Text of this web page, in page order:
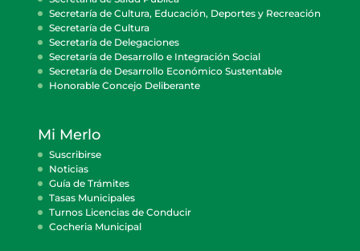
Secretaría de Cultura, Educación, Deportes y Recreación
Secretaría de Cultura
Secretaría de Delegaciones
Secretaría de Desarrollo e Integración Social
Secretaría de Desarrollo Económico Sustentable
Honorable Concejo Deliberante
Mi Merlo
Suscribirse
Noticias
Guía de Trámites
Tasas Municipales
Turnos Licencias de Conducir
Cocheria Municipal